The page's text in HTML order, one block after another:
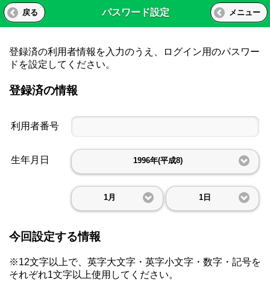
戻る メニュー
パスワード設定
登録済の利用者情報を入力のうえ、ログイン用のパスワー
ドを設定してください。
登録済の情報
利用者番号
生年月日 1996年(平成8)
1月 1日
今回設定する情報
※12文字以上で、英字大文字・英字小文字・数字・記号を
それぞれ1文字以上使用してください。